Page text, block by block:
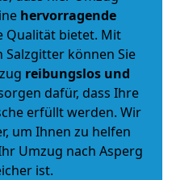
hervorragende
Qualität bietet. Mit
können Sie
reibungslos und
dafür, dass Ihre
erfüllt werden. Wir
um Ihnen zu helfen
Umzug nach Asperg
ist.